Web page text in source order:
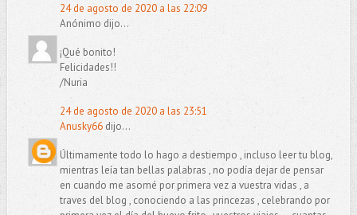
24 de agosto de 2020 a las 22:09
Anónimo dijo...
¡Qué bonito!
Felicidades!!
/Nuria
24 de agosto de 2020 a las 23:51
Anusky66dijo...
Últimamente todo lo hago a destiempo , incluso leer tu blog,
mientras leía tan bellas palabras , no podía dejar de pensar
en cuando me asomé por primera vez a vuestra vidas , a
traves del blog , conociendo a las princezas , celebrando por